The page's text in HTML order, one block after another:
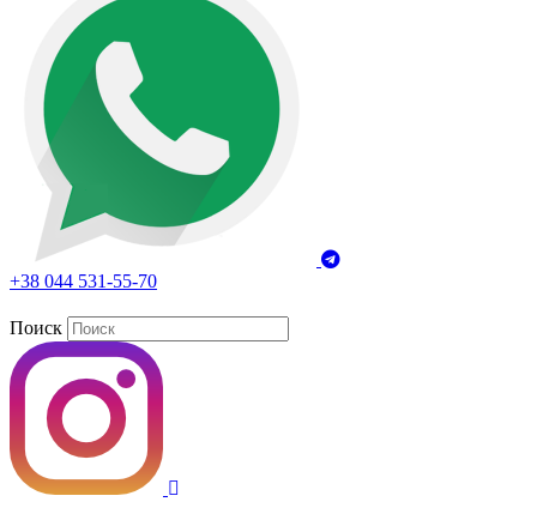
+38 044 531-55-70
Поиск